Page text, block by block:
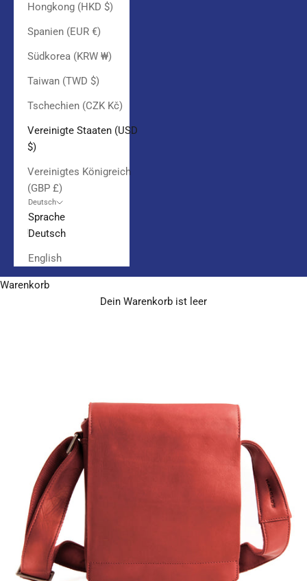
Hongkong (HKD $)
Spanien (EUR €)
Südkorea (KRW ₩)
Taiwan (TWD $)
Tschechien (CZK Kč)
Vereinigte Staaten (USD
$)
Vereinigtes Königreich
(GBP £)
Deutsch
Sprache
Deutsch
English
Warenkorb
Dein Warenkorb ist leer